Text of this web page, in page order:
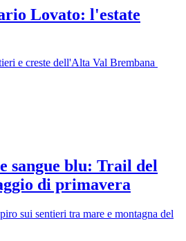
Lovato: l'estate
e creste dell'Alta Val Brembana
sangue blu: Trail del
di primavera
sui sentieri tra mare e montagna del